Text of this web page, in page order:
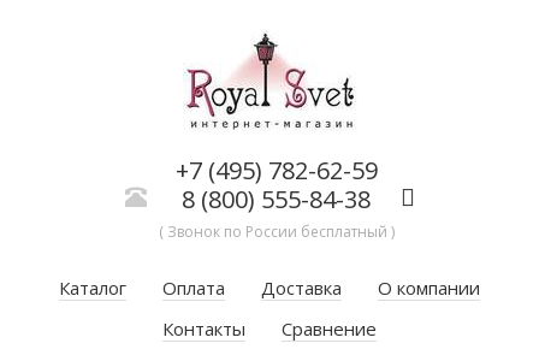
+7 (495) 782-62-59
8 (800) 555-84-38
( Звонок по России бесплатный )
Каталог Оплата Доставка
О компании
Контакты
Сравнение